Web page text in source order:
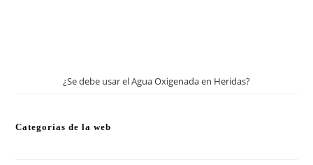
¿Se debe usar el Agua Oxigenada en Heridas?
Categorías de la web